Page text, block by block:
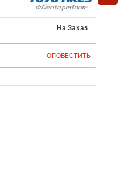
На Заказ
ОПОВЕСТИТЬ